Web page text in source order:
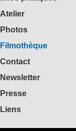
Atelier
Photos
Filmothèque
Contact
Newsletter
Presse
Liens